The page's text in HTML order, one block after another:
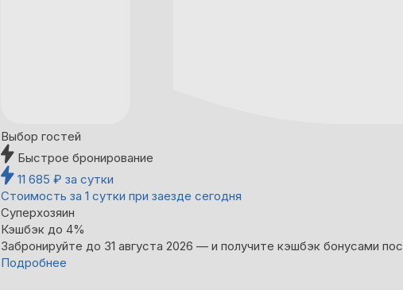
Выбор гостей
Быстрое бронирование
11 685 ₽ за сутки
Стоимость за 1 сутки при заезде сегодня
Суперхозяин
Кэшбэк до 4%
Забронируйте до 31 августа 2026 — и получите кэшбэк бонусами
Подробнее